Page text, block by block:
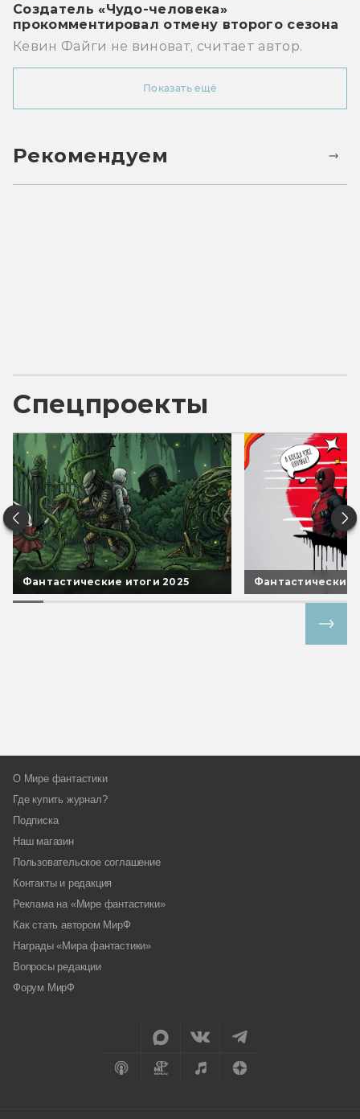
Создатель «Чудо-человека»
прокомментировал отмену второго сезона
Кевин Файги не виноват, считает автор.
Показать ещё
Рекомендуем
Спецпроекты
Фантастические итоги 2025 Фантастические
О Мире фантастики
Где купить журнал?
Подписка
Наш магазин
Пользовательское соглашение
Контакты и редакция
Реклама на «Мире фантастики»
Как стать автором МирФ
Награды «Мира фантастики»
Вопросы редакции
Форум МирФ